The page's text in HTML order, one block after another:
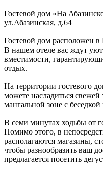
Гостевой дом «На
ул.Абазинская, д.64
Гостевой дом расположен в
В нашем отеле вас ждут
вместимости,
отдых.
На территории гостевого
можете насладиться
мангальной зоне с
В семи минутах ходьбы от
Помимо этого, в
располагаются магазины,
чтобы разнообразить ваш
предлагается посетить